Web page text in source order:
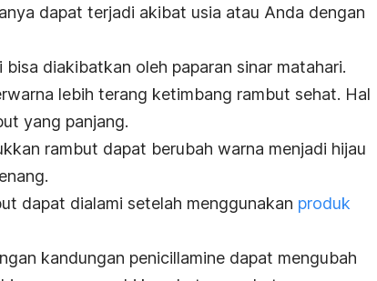
dapat terjadi akibat usia atau Anda dengan
diakibatkan oleh paparan sinar matahari.
lebih terang ketimbang rambut sehat. Hal
yang panjang.
rambut dapat berubah warna menjadi hijau
dapat dialami setelah menggunakan produk
kandungan penicillamine dapat mengubah